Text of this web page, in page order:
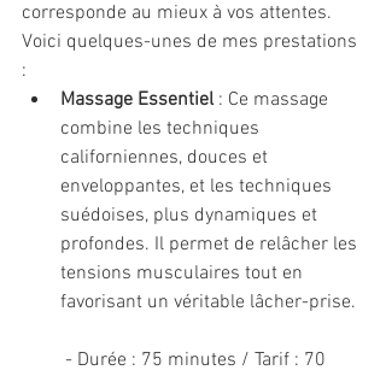
corresponde au mieux à vos attentes.
Voici quelques-unes de mes prestations
:
Massage Essentiel : Ce massage
combine les techniques
californiennes, douces et
enveloppantes, et les techniques
suédoises, plus dynamiques et
profondes. Il permet de relâcher les
tensions musculaires tout en
favorisant un véritable lâcher-prise.